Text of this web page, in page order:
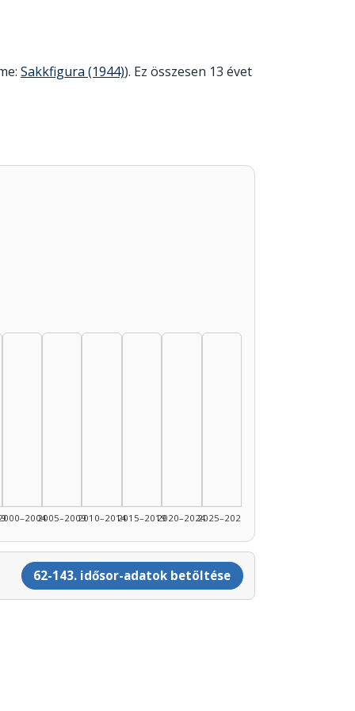
Sakkfigura (1944)). Ez összesen 13 évet
2005–20092010–20142015–20192020–20242025–2026
62-143. idősor-adatok betöltése